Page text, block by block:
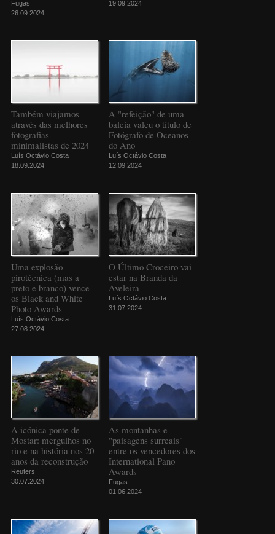
Fugas
26.09.2024
19.09.2024
Também viajamos
através das melhores
fotografias
minimalistas de 2024
Luís Octávio Costa
18.09.2024
A "refeição" de uma
baleia valeu o título de
Fotógrafo de Oceanos
do Ano
Luís Octávio Costa
12.09.2024
Uma explosão
pirotécnica (mas a
preto e branco) vence
os Black and White
Photo Awards
Luís Octávio Costa
27.08.2024
O Último Croceiro vai
estar na Branda da
Aveleira
Luís Octávio Costa
31.07.2024
A icónica ponte de
Mostar: mergulhos no
rio e na história nos 20
anos da reconstrução
Reuters
30.07.2024
As montanhas e
"paisagens surreais"
entre os vencedores dos
International Pano
Awards
Fugas
01.06.2024